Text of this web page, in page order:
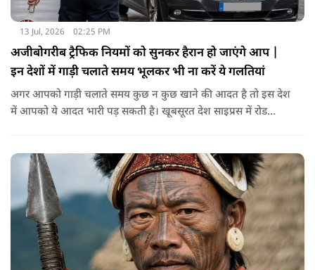
13 Jul, 2026 02:25 PM
अजीबोगरीब ट्रैफिक नियमों को सुनकर हैरान हो जाएंगे आप |
इन देशों में गाड़ी चलाते समय भूलकर भी ना करें ये गलतियां
अगर आपको गाड़ी चलाते समय कुछ न कुछ खाने की आदत है तो इस देश
में आपको ये आदत भारी पड़ सकती है। खूबसूरत देश साइप्रस में रोड
होना चाहिए। इसीलिए ड्राइविंग करते समय कुछ भी खाना पीना यहाँ मना
है। अगर आप ऐसा करते हैं तो आपको फाइन भरना पड़ सकता है।